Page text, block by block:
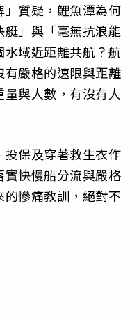
質疑，鯉魚潭為何
」與「毫無抗浪能
域近距離共航？航
嚴格的速限與距離
與人數，有沒有人
保及穿著救生衣作
快慢船分流與嚴格
慘痛教訓，絕對不